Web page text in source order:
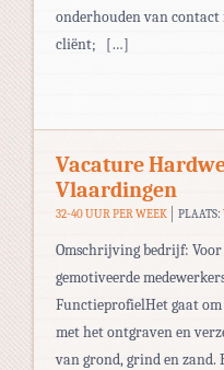
onderhouden van
cliënt; […]
Vacature
Vlaardingen
32-40 UUR PER WEEK PLAATS:
Omschrijving bedrijf:
gemotiveerde
FunctieprofielHet gaat
met het ontgraven en
van grond, grind en zand.